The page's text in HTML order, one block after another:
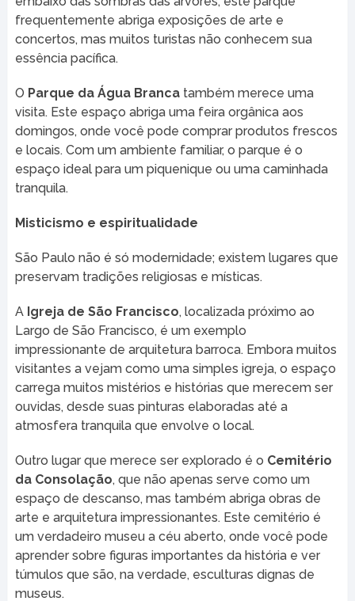
frequentemente abriga exposições de arte e
concertos, mas muitos turistas não conhecem sua
essência pacífica.
O Parque da Água Brancatambém merece uma
visita. Este espaço abriga uma feira orgânica aos
domingos, onde você pode comprar produtos frescos
e locais. Com um ambiente familiar, o parque é o
espaço ideal para um piquenique ou uma caminhada
tranquila.
Misticismo e espiritualidade
São Paulo não é só modernidade; existem lugares que
preservam tradições religiosas e místicas.
A Igreja de São Francisco, localizada próximo ao
Largo de São Francisco, é um exemplo
impressionante de arquitetura barroca. Embora muitos
visitantes a vejam como uma simples igreja, o espaço
carrega muitos mistérios e histórias que merecem ser
ouvidas, desde suas pinturas elaboradas até a
atmosfera tranquila que envolve o local.
Outro lugar que merece ser explorado é o Cemitério
da Consolação, que não apenas serve como um
espaço de descanso, mas também abriga obras de
arte e arquitetura impressionantes. Este cemitério é
um verdadeiro museu a céu aberto, onde você pode
aprender sobre figuras importantes da história e ver
túmulos que são, na verdade, esculturas dignas de
museus.